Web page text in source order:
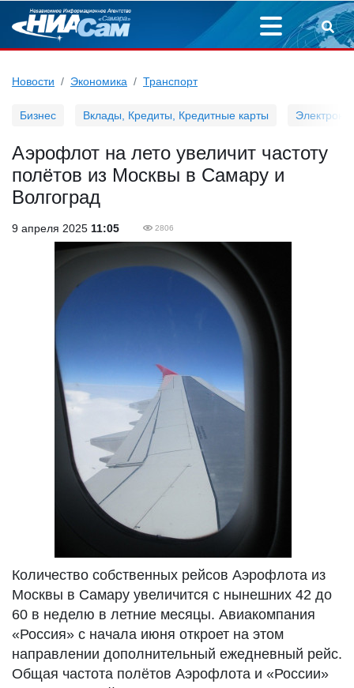
Новости Экономика Транспорт
Бизнес Вклады, Кредиты, Кредитные карты
Аэрофлот на лето увеличит частоту
полётов из Москвы в Самару и
Волгоград
9 апреля 2025 11:05 2806
Количество собственных рейсов Аэрофлота из
Москвы в Самару увеличится с нынешних 42 до
60 в неделю в летние месяцы. Авиакомпания
«Россия» с начала июня откроет на этом
направлении дополнительный ежедневный рейс.
Общая частота полётов Аэрофлота и «России»